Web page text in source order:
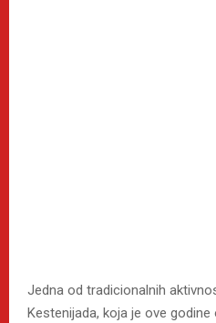
Jedna od tradicionalnih
Kestenijada, koja je ove godine